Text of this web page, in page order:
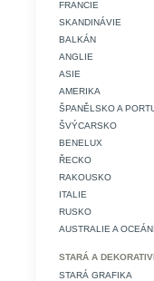
FRANCIE
SKANDINÁVIE
BALKÁN
ANGLIE
ASIE
AMERIKA
ŠPANĚLSKO A
ŠVÝCARSKO
BENELUX
ŘECKO
RAKOUSKO
ITALIE
RUSKO
AUSTRALIE A
STARÁ A
STARÁ GRAFIKA